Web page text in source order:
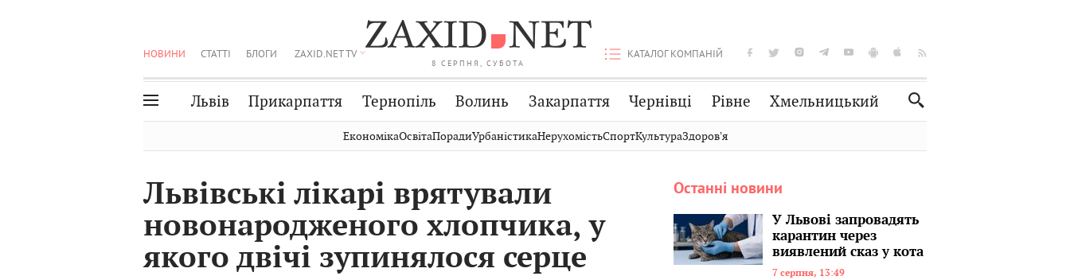
8 СЕРПНЯ, СУБОТА
НОВИНИ СТАТТІ БЛОГИ ZAXID.NET TV КАТАЛОГ КОМПАНІЙ
Львів Прикарпаття Тернопіль Волинь Закарпаття Чернівці Рівне Хмельницький
Волинь
Чернівці
Стрий
Хмельницький
Публікації Авто Словко
Кіно
Спорт
Нерухомість Домашні тварини
ЕкономікаОсвітаПорадиУрбаністикаНерухомістьСпортКультураЗдоровʼя
Львівські лікарі врятували
новонародженого хлопчика, у
якого двічі зупинялося серце
Останні новини
У Львові запровадять
карантин через
виявлений сказ у кота
7 серпня, 13:49